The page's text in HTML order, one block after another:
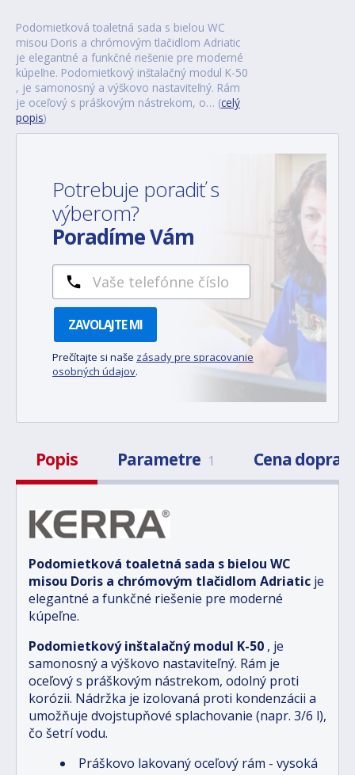
Podomietková toaletná sada s bielou WC
misou Doris a chrómovým tlačidlom Adriatic
je elegantné a funkčné riešenie pre moderné
kúpeľne. Podomietkový inštalačný modul K-50
, je samonosný a výškovo nastaviteľný. Rám
je oceľový s práškovým nástrekom, o… (celý
popis)
Potrebuje poradiť s
výberom?
Poradíme Vám
ZAVOLAJTE MI
Prečítajte si naše zásady pre spracovanie
osobných údajov.
Popis Parametre 1 Cena
Podomietková toaletná sada s bielou WC
misou Doris a chrómovým tlačidlom Adriatic je
elegantné a funkčné riešenie pre moderné
kúpeľne.
Podomietkový inštalačný modul K-50 , je
samonosný a výškovo nastaviteľný. Rám je
oceľový s práškovým nástrekom, odolný proti
korózii. Nádržka je izolovaná proti kondenzácii a
umožňuje dvojstupňové splachovanie (napr. 3/6 l),
čo šetrí vodu.
Práškovo lakovaný oceľový rám - vysoká